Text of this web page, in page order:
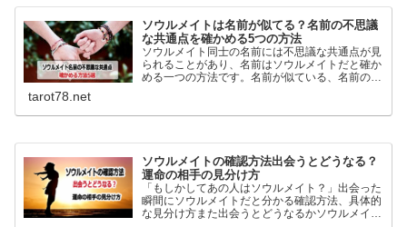
ソウルメイトは名前が似てる？名前の不思議
な共通点を確かめる5つの方法
ソウルメイト同士の名前には不思議な共通点が見
られることがあり、名前はソウルメイトだと確か
める一つの方法です。名前が似ている、名前の由
く紹介しています。
tarot78.net
ソウルメイトの確認方法出会うとどうなる？
運命の相手の見分け方
「もしかしてあの人はソウルメイト？」出会った
瞬間にソウルメイトだと分かる確認方法、具体的
な見分け方また出会うとどうなるかソウルメイト